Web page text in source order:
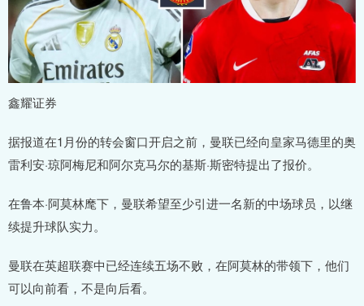
鑫耀证券
据报道在1月份的转会窗口开启之前，曼联已经向皇家马德里的奥
雷利安·琼阿梅尼和阿尔克马尔的基斯·斯密特提出了报价。
在鲁本·阿莫林麾下，曼联希望至少引进一名新的中场球员，以继
续提升球队实力。
曼联在英超联赛中已经连续五场不败，在阿莫林的带领下，他们
可以向前看，不是向后看。